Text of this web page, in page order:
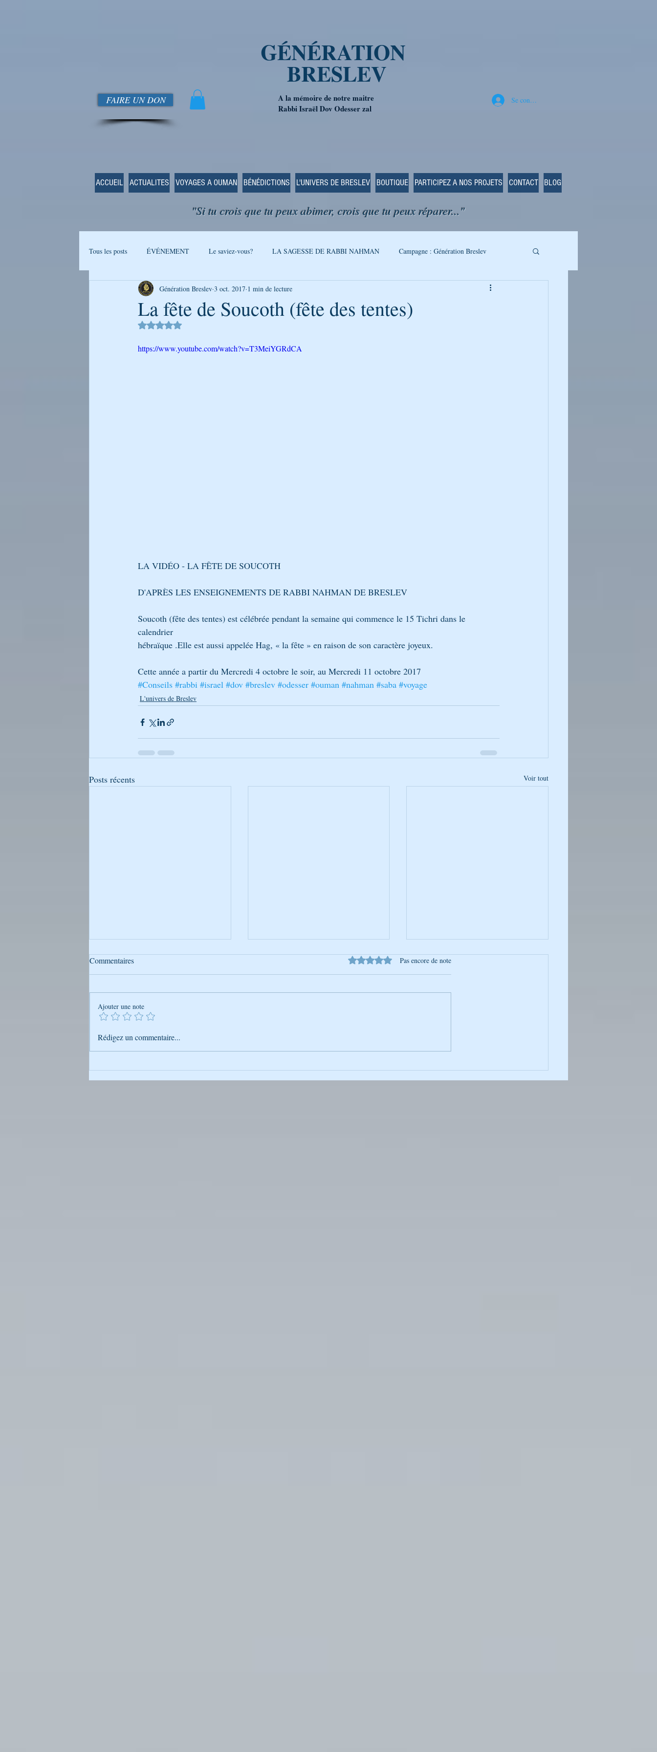
GÉNÉRATION
BRESLEV
FAIRE UN DON
A la mémoire de notre maitre
Rabbi Israël Dov Odesser zal
Se connecter
ACCUEIL ACTUALITES VOYAGES A OUMAN BÉNÉDICTIONS L'UNIVERS DE BRESLEV BOUTIQUE PARTICIPEZ A NOS PROJETS CONTACT BLOG
"Si tu crois que tu peux abimer, crois que tu peux réparer..."
Tous les posts ÉVÉNEMENT Le saviez-vous? LA SAGESSE DE RABBI NAHMAN Campagne : Génération Breslev
Actualités Breslev L'univers de Breslev SONDAGE
Ma journée avec Rabenou - Etude jou
La fête de Soucoth (fête des tentes)
Génération Breslev 3 oct. 2017 1 min de lecture
Noté NaN étoiles sur 5.
https://www.youtube.com/watch?v=T3MeiYGRdCA
LA VIDÉO - LA FÊTE DE SOUCOTH
D'APRÈS LES ENSEIGNEMENTS DE RABBI NAHMAN DE BRESLEV
Soucoth (fête des tentes) est célébrée pendant la semaine qui commence le 15 Tichri dans le
calendrier
hébraïque .Elle est aussi appelée Hag, « la fête » en raison de son caractère joyeux.
Cette année a partir du Mercredi 4 octobre le soir, au Mercredi 11 octobre 2017
#Conseils #rabbi #israel #dov #breslev #odesser #ouman #nahman #saba #voyage
L'univers de Breslev
Posts récents Voir tout
Mais qui est donc Rabbi
Commentaires Noté 0 étoile sur 5.Pas encore de note
Ajouter une note
Rédigez un commentaire...